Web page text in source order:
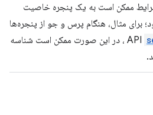
ممکن است به یک پنجره خاصیت
برای مثال، هنگام پرس و جو از پنجره‌ها
، در این صورت ممکن است شناسه